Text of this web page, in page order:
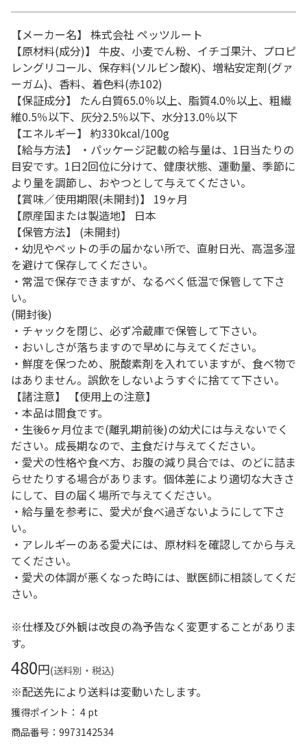
【メーカー名】 株式会社 ペッツルート
【原材料(成分)】 牛皮、小麦でん粉、イチゴ果汁、プロピ
レングリコール、保存料(ソルビン酸K)、増粘安定剤(グァ
ーガム)、香料、着色料(赤102)
【保証成分】 たん白質65.0％以上、脂質4.0％以上、粗繊
維0.5％以下、灰分2.5％以下、水分13.0％以下
【エネルギー】 約330kcal/100g
【給与方法】 ・パッケージ記載の給与量は、1日当たりの
目安です。1日2回位に分けて、健康状態、運動量、季節に
より量を調節し、おやつとして与えてください。
【賞味／使用期限(未開封)】 19ヶ月
【原産国または製造地】 日本
【保管方法】 (未開封)
・幼児やペットの手の届かない所で、直射日光、高温多湿
を避けて保存してください。
・常温で保存できますが、なるべく低温で保管して下さ
い。
(開封後)
・チャックを閉じ、必ず冷蔵庫で保管して下さい。
・おいしさが落ちますので早めに与えてください。
・鮮度を保つため、脱酸素剤を入れていますが、食べ物で
はありません。誤飲をしないようすぐに捨てて下さい。
【諸注意】 【使用上の注意】
・本品は間食です。
・生後6ヶ月位まで(離乳期前後)の幼犬には与えないでく
ださい。成長期なので、主食だけ与えてください。
・愛犬の性格や食べ方、お腹の減り具合では、のどに詰ま
らせたりする場合があります。個体差により適切な大きさ
にして、目の届く場所で与えてください。
・給与量を参考に、愛犬が食べ過ぎないようにして下さ
い。
・アレルギーのある愛犬には、原材料を確認してから与え
てください。
・愛犬の体調が悪くなった時には、獣医師に相談してくだ
さい。
※仕様及び外観は改良の為予告なく変更することがありま
す。
480円(送料別・税込)
※配送先により送料は変動いたします。
獲得ポイント： 4 pt
商品番号
9973142534